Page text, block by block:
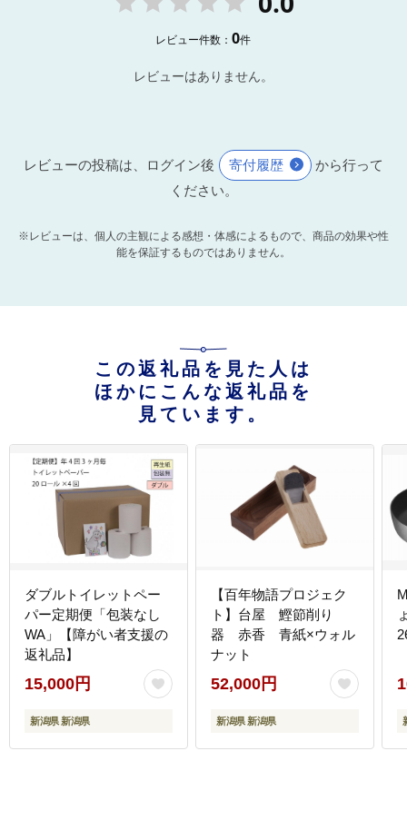
レビュー件数：0件
レビューはありません。
レビューの投稿は、ログイン後 寄付履歴
から行って
ください。
※レビューは、個人の主観による感想・体感によるもので、商品の効果や性
能を保証するものではありません。
この返礼品を見た人は
ほかにこんな返礼品を
見ています。
ダブルトイレットペー
パー定期便「包装なし
WA」【障がい者支援の
返礼品】
15,000円
新潟県 新潟県
【百年物語プロジェク
ト】台屋 鰹節削り
器 赤香 青紙×ウォル
ナット
52,000円
新潟県 新潟県